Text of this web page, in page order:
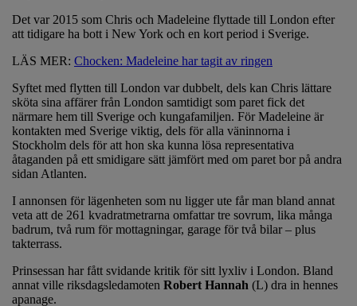
Det var 2015 som Chris och Madeleine flyttade till London efter
att tidigare ha bott i New York och en kort period i Sverige.
LÄS MER: Chocken: Madeleine har tagit av ringen
Syftet med flytten till London var dubbelt, dels kan Chris lättare
sköta sina affärer från London samtidigt som paret fick det
närmare hem till Sverige och kungafamiljen. För Madeleine är
kontakten med Sverige viktig, dels för alla väninnorna i
Stockholm dels för att hon ska kunna lösa representativa
åtaganden på ett smidigare sätt jämfört med om paret bor på andra
sidan Atlanten.
I annonsen för lägenheten som nu ligger ute får man bland annat
veta att de 261 kvadratmetrarna omfattar tre sovrum, lika många
badrum, två rum för mottagningar, garage för två bilar – plus
takterrass.
Prinsessan har fått svidande kritik för sitt lyxliv i London. Bland
annat ville riksdagsledamoten Robert Hannah (L) dra in hennes
apanage.